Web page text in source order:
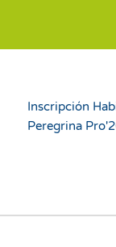
Inscripción
Peregrina